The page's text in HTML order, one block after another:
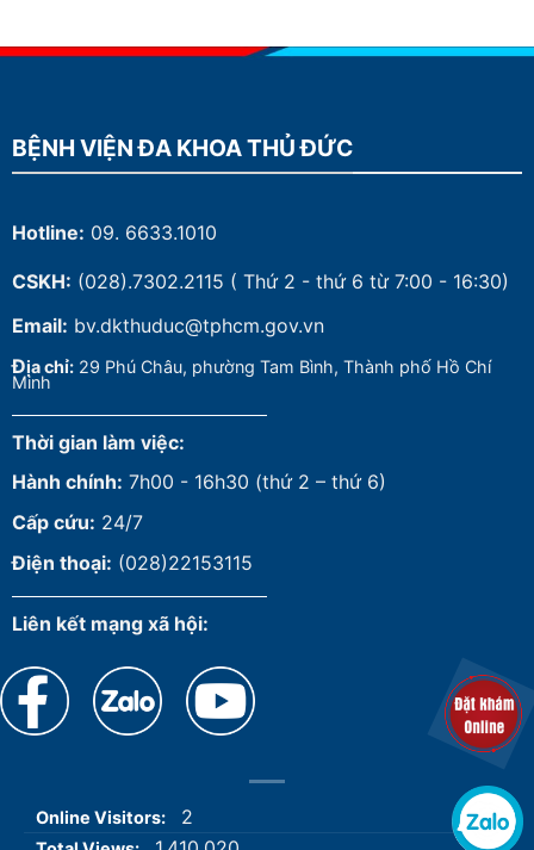
BỆNH VIỆN ĐA KHOA THỦ ĐỨC
Hotline: 09. 6633.1010
CSKH: (028).7302.2115 ( Thứ 2 - thứ 6 từ 7:00 - 16:30)
Email: bv.dkthuduc@tphcm.gov.vn
Địa chỉ: 29 Phú Châu, phường Tam Bình, Thành phố Hồ Chí
Minh
Thời gian làm việc:
Hành chính: 7h00 - 16h30 (thứ 2 – thứ 6)
Cấp cứu: 24/7
Điện thoại: (028)22153115
Liên kết mạng xã hội:
Online Visitors: 2